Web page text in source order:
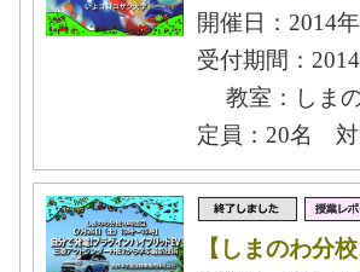
開催日：2014
受付期間：
教室：しまの
定員：20名 対
【しまのわ分